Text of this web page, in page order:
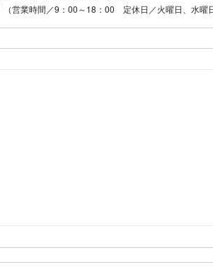
（営業時間／9：00～18：00 定休日／火曜日、水曜